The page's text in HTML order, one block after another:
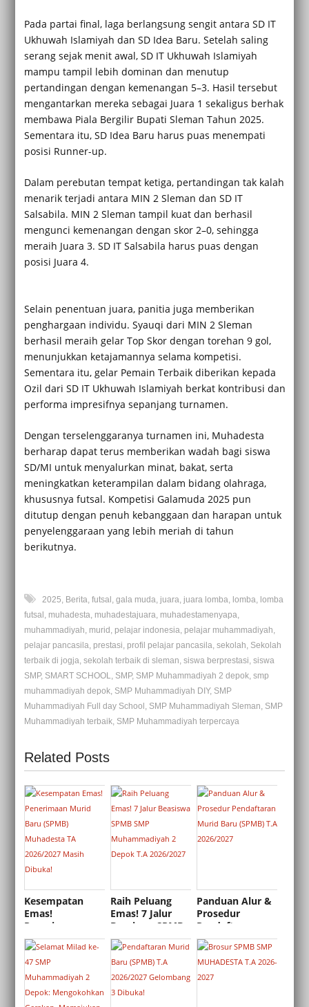
Pada partai final, laga berlangsung sengit antara SD IT
Ukhuwah Islamiyah dan SD Idea Baru. Setelah saling
serang sejak menit awal, SD IT Ukhuwah Islamiyah
mampu tampil lebih dominan dan menutup
pertandingan dengan kemenangan 5–3. Hasil tersebut
mengantarkan mereka sebagai Juara 1 sekaligus berhak
membawa Piala Bergilir Bupati Sleman Tahun 2025.
Sementara itu, SD Idea Baru harus puas menempati
posisi Runner-up.
Dalam perebutan tempat ketiga, pertandingan tak kalah
menarik terjadi antara MIN 2 Sleman dan SD IT
Salsabila. MIN 2 Sleman tampil kuat dan berhasil
mengunci kemenangan dengan skor 2–0, sehingga
meraih Juara 3. SD IT Salsabila harus puas dengan
posisi Juara 4.
Selain penentuan juara, panitia juga memberikan
penghargaan individu. Syauqi dari MIN 2 Sleman
berhasil meraih gelar Top Skor dengan torehan 9 gol,
menunjukkan ketajamannya selama kompetisi.
Sementara itu, gelar Pemain Terbaik diberikan kepada
Ozil dari SD IT Ukhuwah Islamiyah berkat kontribusi dan
performa impresifnya sepanjang turnamen.
Dengan terselenggaranya turnamen ini, Muhadesta
berharap dapat terus memberikan wadah bagi siswa
SD/MI untuk menyalurkan minat, bakat, serta
meningkatkan keterampilan dalam bidang olahraga,
khususnya futsal. Kompetisi Galamuda 2025 pun
ditutup dengan penuh kebanggaan dan harapan untuk
penyelenggaraan yang lebih meriah di tahun
berikutnya.
2025 Berita futsal gala muda juara juara lomba lomba lomba
futsal muhadesta muhadestajuara muhadestamenyapa
muhammadiyah murid pelajar indonesia pelajar muhammadiyah
pelajar pancasila prestasi profil pelajar pancasila sekolah Sekolah
terbaik di jogja sekolah terbaik di sleman siswa berprestasi siswa
SMP, SMART SCHOOL SMP, SMP Muhammadiyah 2 depok, smp
muhammadiyah depok, SMP Muhammadiyah DIY, SMP
Muhammadiyah Full day School SMP Muhammadiyah Sleman SMP
Muhammadiyah terbaik, SMP Muhammadiyah terpercaya
Related Posts
Kesempatan
Emas!
Penerimaan
Murid Baru
(SPMB)
Muhadesta TA
2026/2027 Masih
Dibuka!
Raih Peluang
Emas! 7 Jalur
Beasiswa SPMB
SMP
Muhammadiyah
2 Depok T.A
2026/2027
Panduan Alur &
Prosedur
Pendaftaran
Murid Baru
(SPMB) T.A
2026/2027